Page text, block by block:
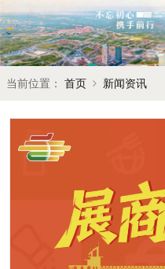
当前位置： 首页 新闻资讯